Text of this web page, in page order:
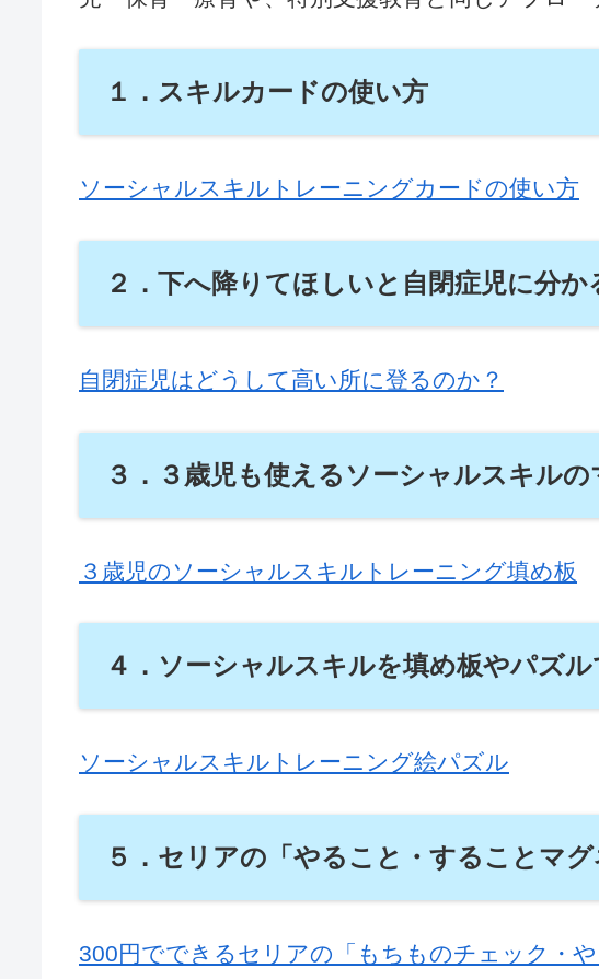
１．スキルカードの使い方
ソーシャルスキルトレーニングカードの使い方
２．下へ降りてほしいと自閉症児に分
自閉症児はどうして高い所に登るのか？
３．３歳児も使えるソーシャルスキル
３歳児のソーシャルスキルトレーニング填め板
４．ソーシャルスキルを填め板やパズル
ソーシャルスキルトレーニング絵パズル
５．セリアの「やること・することマグ
300円でできるセリアの「もちものチェック・